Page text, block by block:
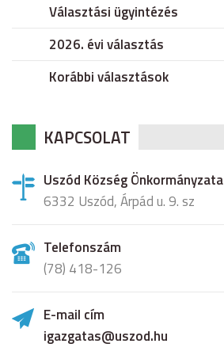
Választási ügyintézés
2026. évi választás
Korábbi választások
KAPCSOLAT
Uszód Község Önkormányzata
6332 Uszód, Árpád u. 9. sz
Telefonszám
(78) 418-126
E-mail cím
igazgatas@uszod.hu